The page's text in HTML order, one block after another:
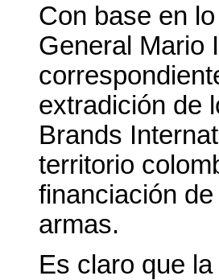
Con base en
General Mario
extradición de
Brands
territorio
financiación
armas.
Es claro que